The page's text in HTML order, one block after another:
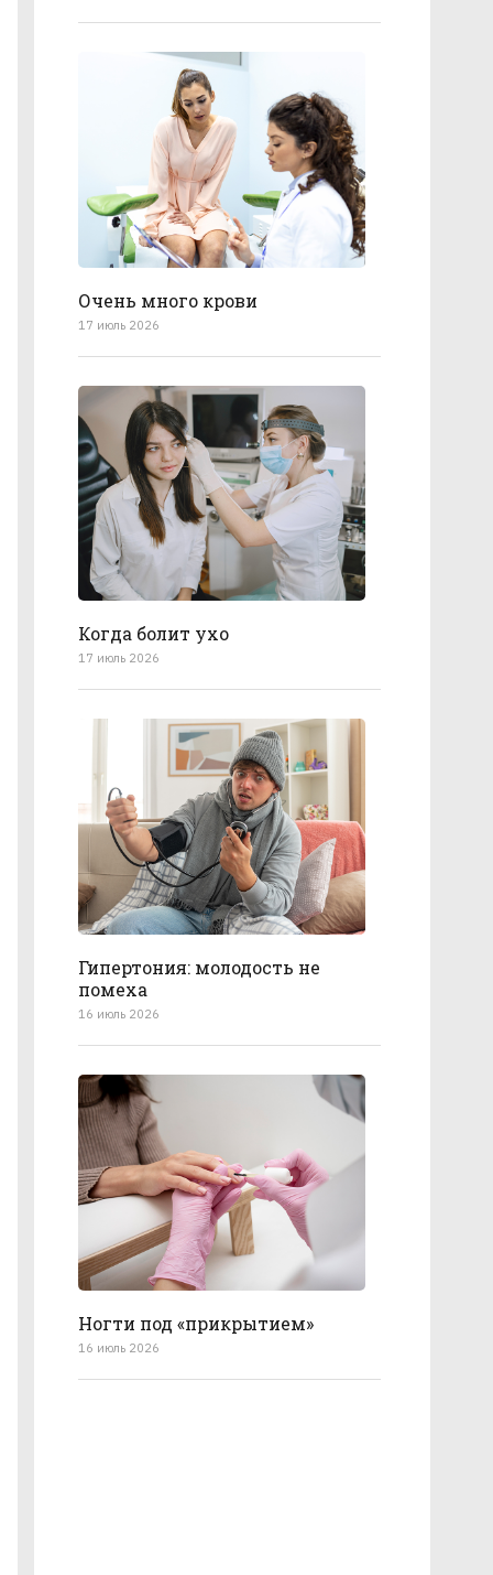
Очень много крови
17 июль 2026
Когда болит ухо
17 июль 2026
Гипертония: молодость не
помеха
16 июль 2026
Ногти под «прикрытием»
16 июль 2026